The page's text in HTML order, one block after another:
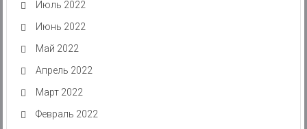
Июль 2022
Июнь 2022
Май 2022
Апрель 2022
Март 2022
Февраль 2022